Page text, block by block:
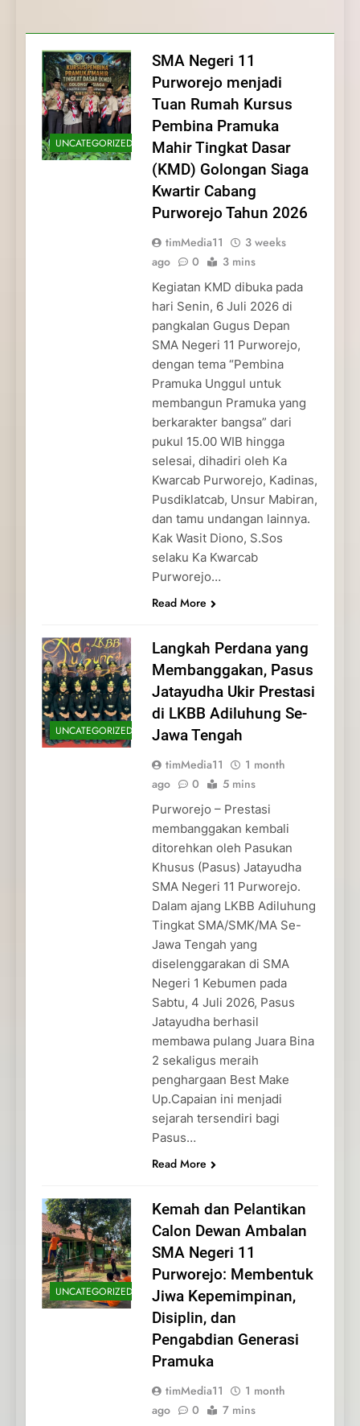
dan Pengabdian Generasi
Pramuka
Pramuka
Kepedulian
UNCATEGORIZED
SMA Negeri 11
Purworejo menjadi
Tuan Rumah Kursus
Pembina Pramuka
Mahir Tingkat Dasar
(KMD) Golongan Siaga
Kwartir Cabang
Purworejo Tahun 2026
timMedia11
3 weeks
ago
0 3 mins
Kegiatan KMD dibuka pada
hari Senin, 6 Juli 2026 di
pangkalan Gugus Depan
SMA Negeri 11 Purworejo,
dengan tema “Pembina
Pramuka Unggul untuk
membangun Pramuka yang
berkarakter bangsa” dari
pukul 15.00 WIB hingga
selesai, dihadiri oleh Ka
Kwarcab Purworejo, Kadinas,
Pusdiklatcab, Unsur Mabiran,
dan tamu undangan lainnya.
Kak Wasit Diono, S.Sos
selaku Ka Kwarcab
Purworejo…
Read More
UNCATEGORIZED
Langkah Perdana yang
Membanggakan, Pasus
Jatayudha Ukir Prestasi
di LKBB Adiluhung Se-
Jawa Tengah
timMedia11
1 month
ago
0 5 mins
Purworejo – Prestasi
membanggakan kembali
ditorehkan oleh Pasukan
Khusus (Pasus) Jatayudha
SMA Negeri 11 Purworejo.
Dalam ajang LKBB Adiluhung
Tingkat SMA/SMK/MA Se-
Jawa Tengah yang
diselenggarakan di SMA
Negeri 1 Kebumen pada
Sabtu, 4 Juli 2026, Pasus
Jatayudha berhasil
membawa pulang Juara Bina
2 sekaligus meraih
penghargaan Best Make
Up.Capaian ini menjadi
sejarah tersendiri bagi
Pasus…
Read More
UNCATEGORIZED
Kemah dan Pelantikan
Calon Dewan Ambalan
SMA Negeri 11
Purworejo: Membentuk
Jiwa Kepemimpinan,
Disiplin, dan
Pengabdian Generasi
Pramuka
timMedia11
1 month
ago
0 7 mins